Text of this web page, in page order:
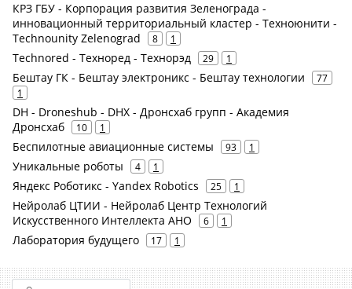
КРЗ ГБУ - Корпорация развития Зеленограда -
инновационный территориальный кластер - Техноюнити -
Technounity Zelenograd
8 1
Technored - Техноред - Технорэд 29 1
Бештау ГК - Бештау электроникс - Бештау технологии
77
1
DH - Droneshub - DHX - Дронсхаб групп - Академия
Дронсхаб
10 1
Беспилотные авиационные системы 93 1
Уникальные роботы 4 1
Яндекс Роботикс - Yandex Robotics 25 1
Нейролаб ЦТИИ - Нейролаб Центр Технологий
Искусственного Интеллекта АНО
6 1
Лаборатория будущего 17 1